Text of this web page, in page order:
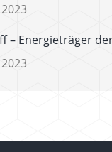
– Energieträger